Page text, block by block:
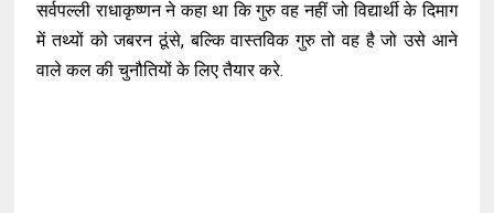
सर्वपल्ली राधाकृष्णन ने कहा था कि गुरु वह नहीं जो विद्यार्थी के दिमाग
में तथ्यों को जबरन ठूंसे, बल्कि वास्तविक गुरु तो वह है जो उसे आने
वाले कल की चुनौतियों के लिए तैयार करे.